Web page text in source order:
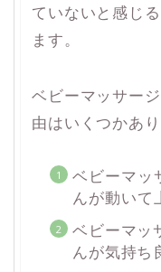
ていないと感じ
ます。
ベビーマッサー
由はいくつかあり
ベビーマッ
んが動いて
ベビーマッ
んが気持ち